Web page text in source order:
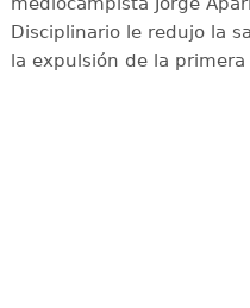
Disciplinario le redujo la
la expulsión de la primera